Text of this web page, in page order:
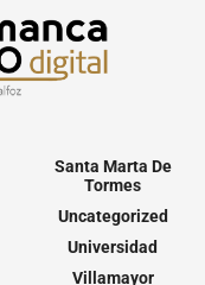
Santa Marta De
Tormes
Uncategorized
Universidad
Villamayor